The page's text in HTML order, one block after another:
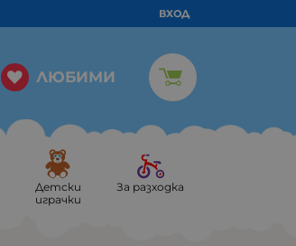
ВХОД
ЛЮБИМИ
Детски
играчки
За разходка